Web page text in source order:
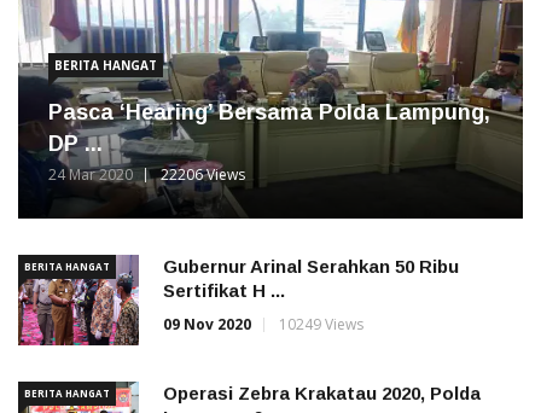
BERITA HANGAT
Pasca ‘Hearing’ Bersama Polda Lampung,
DP ...
24 Mar 2020 22206 Views
BERITA HANGAT
Gubernur Arinal Serahkan 50 Ribu
Sertifikat H ...
09 Nov 2020
10249 Views
BERITA HANGAT
Operasi Zebra Krakatau 2020, Polda